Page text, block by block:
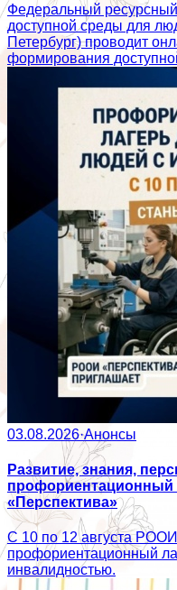
Федеральный
доступной среды для
Петербург) проводит
формирования
03.08.2026·Анонсы
Развитие, знания,
профориентационный
«Перспектива»
С 10 по 12 августа
профориентационный
инвалидностью.